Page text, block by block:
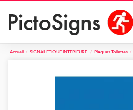
Accueil SIGNALETIQUE INTERIEURE Plaques Toilettes